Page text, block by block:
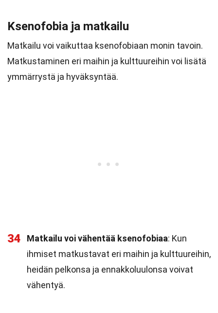
Ksenofobia ja matkailu
Matkailu voi vaikuttaa ksenofobiaan monin tavoin.
Matkustaminen eri maihin ja kulttuureihin voi lisätä
ymmärrystä ja hyväksyntää.
34 Matkailu voi vähentää ksenofobiaa: Kun
ihmiset matkustavat eri maihin ja kulttuureihin,
heidän pelkonsa ja ennakkoluulonsa voivat
vähentyä.